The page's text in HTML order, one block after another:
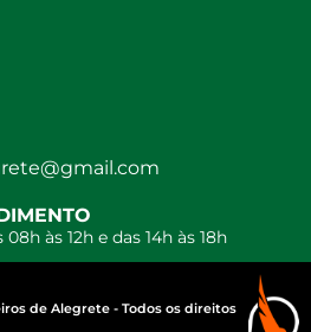
às 12h e das 14h às 18h
de Alegrete - Todos os direitos